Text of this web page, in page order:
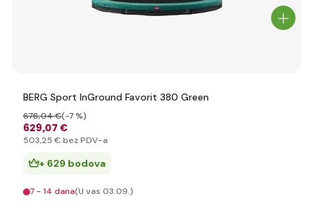
BERG Sport InGround Favorit 380 Green
629,07 €
676,04 €(-7 %)
503,25 € bez PDV-a
+ 629 bodova
7 - 14 dana(U vas 03.09.)